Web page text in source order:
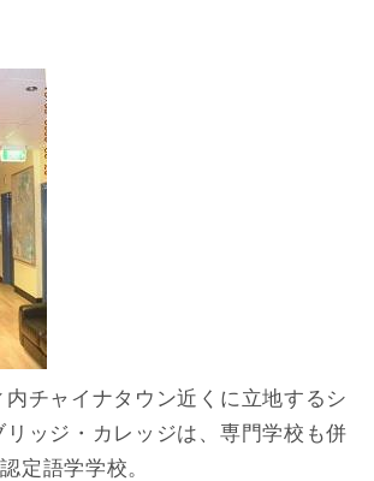
内チャイナタウン近くに立地するシ
リッジ・カレッジは、専門学校も併
定語学学校。